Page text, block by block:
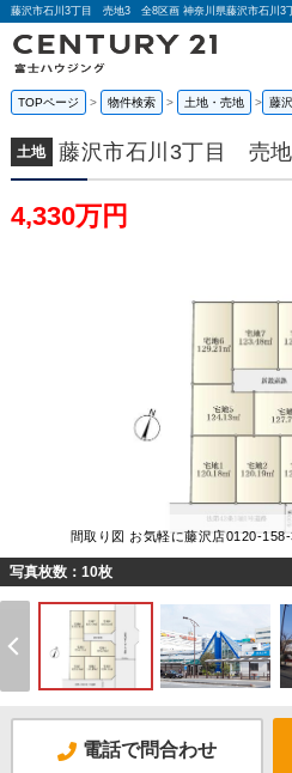
TOPページ 物件検索 土地・売地 藤
土地 藤沢市石川3丁目 売
4,330万円
間取り図 お気軽に藤沢店0120-
写真枚数：10枚
電話で問合わせ